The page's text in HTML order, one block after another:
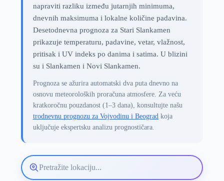
napraviti razliku između jutarnjih minimuma,
dnevnih maksimuma i lokalne količine padavina.
Desetodnevna prognoza za Stari Slankamen
prikazuje temperaturu, padavine, vetar, vlažnost,
pritisak i UV indeks po danima i satima. U blizini
su i Slankamen i Novi Slankamen.
Prognoza se ažurira automatski dva puta dnevno na
osnovu meteoroloških proračuna atmosfere. Za veću
kratkoročnu pouzdanost (1–3 dana), konsultujte našu
trodnevnu prognozu za Vojvodinu i Beogradkoja
uključuje ekspertsku analizu prognostičara.
Pretražite
lokaciju